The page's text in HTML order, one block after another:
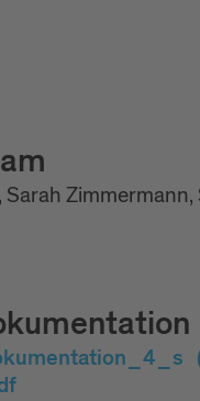
Sarah Zimmermann,